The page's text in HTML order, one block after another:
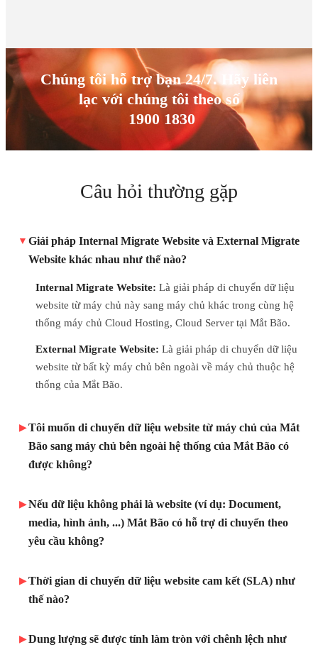
Chúng tôi hỗ trợ bạn 24/7. Hãy liên
lạc với chúng tôi theo số
1900 1830
Câu hỏi thường gặp
Giải pháp Internal Migrate Website và External Migrate
Website khác nhau như thế nào?
Internal Migrate Website: Là giải pháp di chuyển dữ liệu
website từ máy chủ này sang máy chủ khác trong cùng hệ
thống máy chủ Cloud Hosting, Cloud Server tại Mắt Bão.
External Migrate Website: Là giải pháp di chuyển dữ liệu
website từ bất kỳ máy chủ bên ngoài về máy chủ thuộc hệ
thống của Mắt Bão.
Tôi muốn di chuyển dữ liệu website từ máy chủ của Mắt
Bão sang máy chủ bên ngoài hệ thống của Mắt Bão có
được không?
máy chủ bên ngoài về máy chủ thuộc hệ thống máy chủ
của Mắt Bão hoặc di chuyển website từ các máy chủ trong
cùng hệ thống của Mắt Bão.
Nếu dữ liệu không phải là website (ví dụ: Document,
media, hình ảnh, ...) Mắt Bão có hỗ trợ di chuyển theo
yêu cầu không?
website và cố gắng cấu hình cài đặt website hoạt động sau
khi hoàn tất việc di chuyển.
Thời gian di chuyển dữ liệu website cam kết (SLA) như
thế nào?
đường truyền. Mắt Bão không thể cam kết khoản này
Dung lượng sẽ được tính làm tròn với chênh lệch như